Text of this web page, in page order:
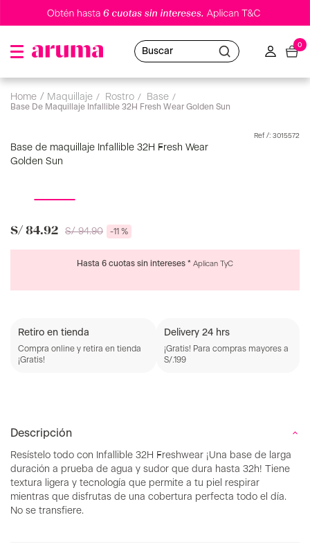
Buscar
0
maquillaje rostro base
Base De Maquillaje Infallible 32H Fresh Wear Golden Sun
: 3015572
Base de maquillaje Infallible 32H Fresh Wear
Golden Sun
S/ 84.92 S/ 94.90 -11 %
Hasta 6 cuotas sin intereses * Aplican TyC
Retiro en tienda
Compra online y retira en tienda
¡Gratis!
Delivery 24 hrs
¡Gratis! Para compras mayores a
S/.199
Descripción
Resístelo todo con Infallible 32H Freshwear ¡Una base de larga
duración a prueba de agua y sudor que dura hasta 32h! Tiene
textura ligera y tecnología que permite a tu piel respirar
mientras que disfrutas de una cobertura perfecta todo el día.
No se transfiere.